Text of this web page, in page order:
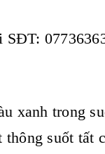
SĐT:
xanh trong
suốt tất